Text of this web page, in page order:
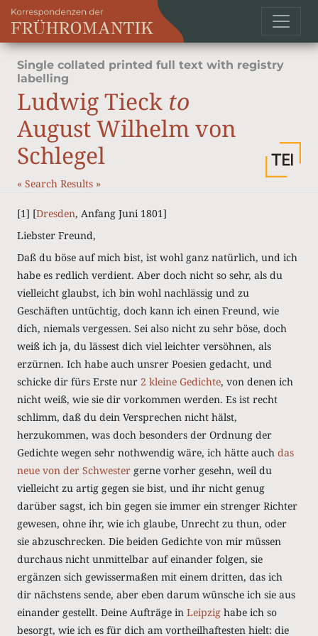
Single collated printed full text with registry
labelling
Ludwig Tieck to
August Wilhelm von
Schlegel
« Search Results »
[1] [Dresden, Anfang Juni 1801]
Liebster Freund,
Daß du böse auf mich bist, ist wohl ganz natürlich, und ich
habe es redlich verdient. Aber doch nicht so sehr, als du
vielleicht glaubst, ich bin wohl nachlässig und zu
Geschäften untüchtig, doch kann ich einen Freund, wie
dich, niemals vergessen. Sei also nicht zu sehr böse, doch
weiß ich ja, du lässest dich viel leichter versöhnen, als
erzürnen. Ich habe auch unsrer Poesien gedacht, und
schicke dir fürs Erste nur 2 kleine Gedichte, von denen ich
nicht weiß, wie sie dir vorkommen werden. Es ist recht
schlimm, daß du dein Versprechen nicht hälst,
herzukommen, was doch besonders der Ordnung der
Gedichte wegen sehr nothwendig wäre, ich hätte auch das
neue von der Schwester gerne vorher gesehn, weil du
vielleicht zu artig gegen sie bist, und ihr nicht genug
darüber sagst, ich bin gegen sie immer ein strenger Richter
gewesen, ohne ihr, wie ich glaube, Unrecht zu thun, oder
sie abzuschrecken. Die beiden Gedichte von mir müssen
durchaus nicht unmittelbar auf einander folgen, sie
ergänzen sich gewissermaßen mit einem dritten, das ich
dir nächstens sende, aber eben darum wünsche ich sie aus
einander gestellt. Deine Aufträge in Leipzig habe ich so
besorgt, wie ich es für dich am vortheilhaftesten hielt: die